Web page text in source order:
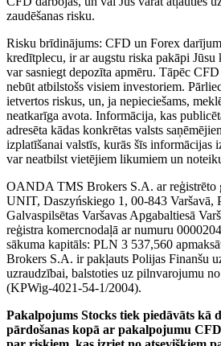
zaudēšanas risku.
Risku brīdinājums: CFD un Forex
kredītplecu, ir ar augstu riska pakāpi
var sasniegt depozīta apmēru. Tāpēc
nebūt atbilstošs visiem investoriem.
ietvertos riskus, un, ja nepieciešams,
neatkarīga avota. Informācija, kas
adresēta kādas konkrētas valsts
izplatīšanai valstīs, kurās šīs informācijas
var neatbilst vietējiem likumiem un
OANDA TMS Brokers S.A. ar reģistrēto
UNIT, Daszyńskiego 1, 00-843 Varšavā,
Galvaspilsētas Varšavas Apgabaltiesā
reģistra komercnodaļā ar numuru
sākuma kapitāls: PLN 3 537,560
Brokers S.A. ir pakļauts Polijas Finanšu
uzraudzībai, balstoties uz pilnvarojumu
(KPWig-4021-54-1/2004).
Pakalpojums Stocks tiek piedāvāts kā
pārdošanas kopā ar pakalpojumu